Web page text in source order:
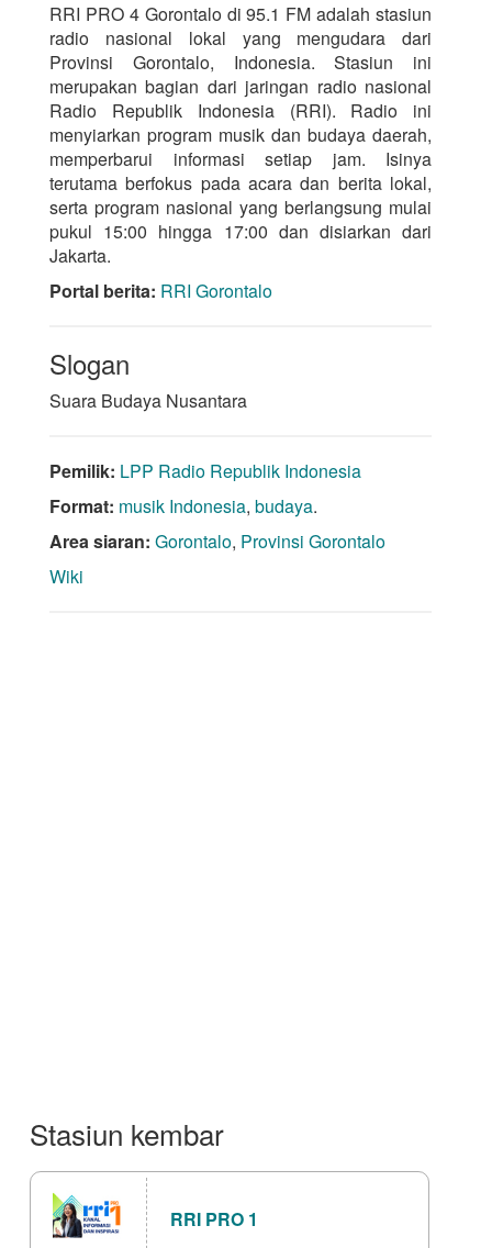
RRI PRO 4 Gorontalo di 95.1 FM adalah stasiun
radio nasional lokal yang mengudara dari
Provinsi Gorontalo, Indonesia. Stasiun ini
merupakan bagian dari jaringan radio nasional
Radio Republik Indonesia (RRI). Radio ini
menyiarkan program musik dan budaya daerah,
memperbarui informasi setiap jam. Isinya
terutama berfokus pada acara dan berita lokal,
serta program nasional yang berlangsung mulai
pukul 15:00 hingga 17:00 dan disiarkan dari
Jakarta.
Portal berita: RRI Gorontalo
Slogan
Suara Budaya Nusantara
Pemilik: LPP Radio Republik Indonesia
Format: musik Indonesia, budaya.
Area siaran: Gorontalo, Provinsi Gorontalo
Wiki
Stasiun kembar
RRI PRO 1